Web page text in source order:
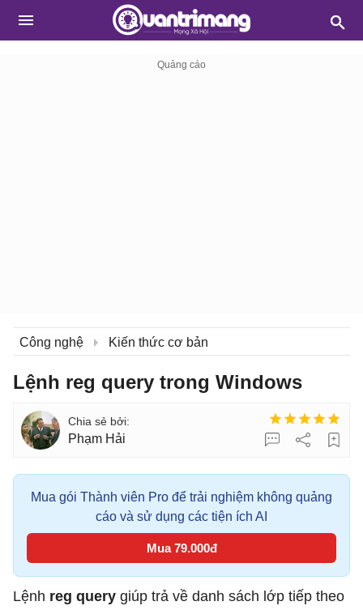
Công nghệ Kiến thức cơ bản
Lệnh reg query trong Windows
Phạm Hải
Mua gói Thành viên Pro để trải nghiệm không quảng
cáo và sử dụng các tiện ích AI
Mua 79.000đ
Lệnh reg query giúp trả về danh sách lớp tiếp theo